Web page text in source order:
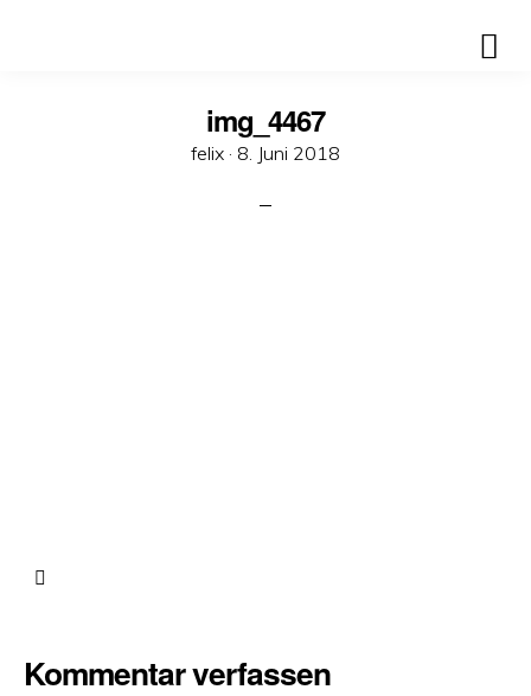
img_4467
felix · Veröffentlicht
8. Juni 2018
Kommentar verfassen